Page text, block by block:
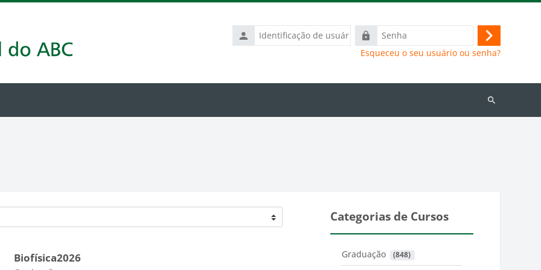
Identificação
de
Senha
Acessar
Esqueceu o seu usuário ou senha?
Buscar
Biofísica2026
Categorias de Cursos
Graduação (848)